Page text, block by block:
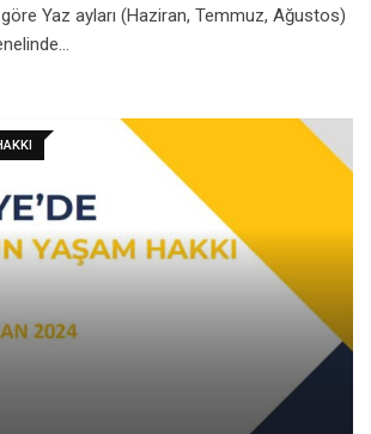
Yaz ayları (Haziran, Temmuz, Ağustos)